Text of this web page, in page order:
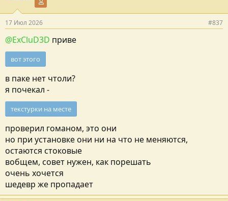
17 Июл 2026 #837
@ExCluD3D приве
вот этого
в паке нет чтоли?
я почекал -
текстурки на месте
проверил гоманом, это они
но при установке они ни на что не меняются,
остаются стоковые
вобщем, совет нужен, как порешать
очень хочется
шедевр же пропадает